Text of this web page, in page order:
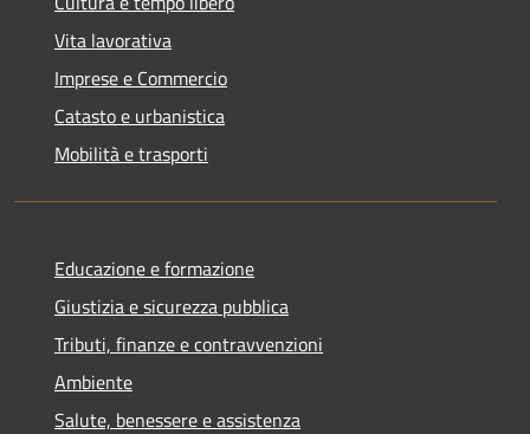
Vita lavorativa
Imprese e Commercio
Catasto e urbanistica
Mobilità e trasporti
Educazione e formazione
Giustizia e sicurezza pubblica
Tributi, finanze e contravvenzioni
Ambiente
Salute, benessere e assistenza